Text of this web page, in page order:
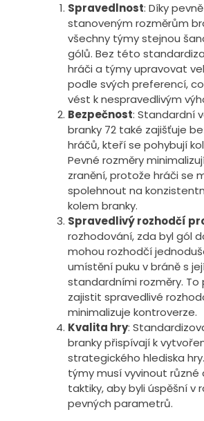
Spravedlnost: Díky pevně
stanoveným rozměrům
všechny týmy stejnou
gólů. Bez této
hráči a týmy upravovat
podle svých preferencí,
vést k nespravedlivým
Bezpečnost: Standardní
branky 72 také zajišťuje
hráčů, kteří se pohybují
Pevné rozměry
zranění, protože hráči se
spolehnout na
kolem branky.
Spravedlivý rozhodčí
rozhodování, zda byl gól
mohou rozhodčí
umístění puku v bráně s
standardními rozměry. To
zajistit spravedlivé
minimalizuje kontroverze.
Kvalita hry:
branky přispívají k
strategického hlediska
týmy musí vyvinout různé
taktiky, aby byli úspěšní v
pevných parametrů.